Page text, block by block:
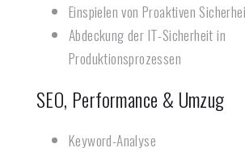
Einspielen von Proaktiven
Abdeckung der IT-Sicherheit in
Produktionsprozessen
SEO, Performance & Umzug​
Keyword-Analyse